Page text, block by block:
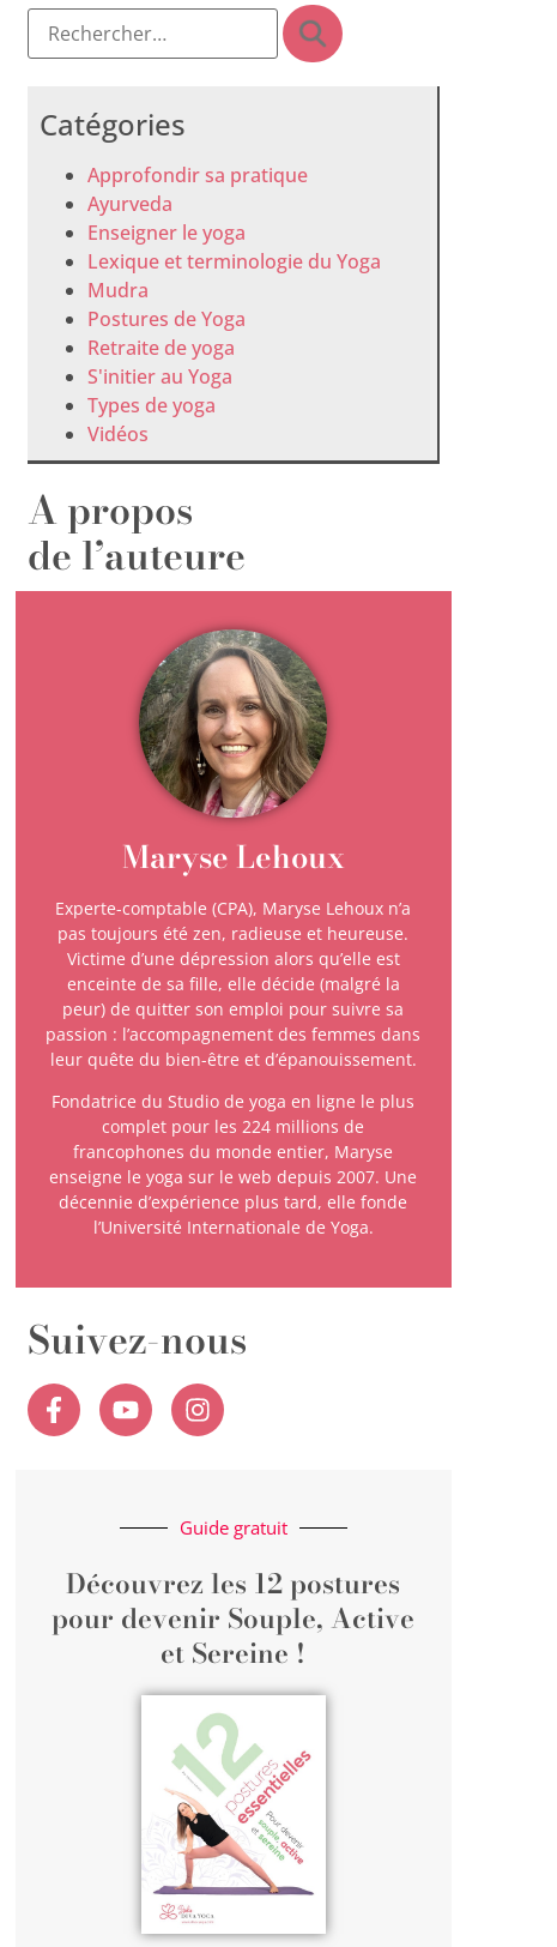
Catégories
Approfondir sa pratique
Ayurveda
Enseigner le yoga
Lexique et terminologie du Yoga
Mudra
Postures de Yoga
Retraite de yoga
S'initier au Yoga
Types de yoga
Vidéos
A propos
de l’auteure
Maryse Lehoux
Experte-comptable (CPA), Maryse Lehoux n’a
pas toujours été zen, radieuse et heureuse.
Victime d’une dépression alors qu’elle est
enceinte de sa fille, elle décide (malgré la
peur) de quitter son emploi pour suivre sa
passion : l’accompagnement des femmes dans
leur quête du bien-être et d’épanouissement.
Fondatrice du Studio de yoga en ligne le plus
complet pour les 224 millions de
francophones du monde entier, Maryse
enseigne le yoga sur le web depuis 2007. Une
décennie d’expérience plus tard, elle fonde
l’Université Internationale de Yoga.
Suivez-nous
Guide gratuit
Découvrez les 12 postures
pour devenir Souple, Active
et Sereine !